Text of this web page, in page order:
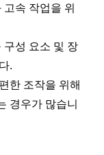
속 작업을 위
구성 요소 및 장
.
한 조작을 위해
경우가 많습니